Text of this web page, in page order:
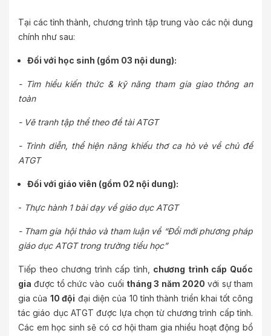
Tại các tỉnh thành, chương trình tập trung vào các nội dung
chính như sau:
Đối với học sinh (gồm 03 nội dung):
- Tìm hiểu kiến thức & kỹ năng tham gia giao thông an
toàn
- Vẽ tranh tập thể theo đề tài ATGT
- Trình diễn, thể hiện năng khiếu thơ ca hò vè về chủ đề
ATGT
Đối với giáo viên (gồm 02 nội dung):
- Thực hành 1 bài dạy về giáo dục ATGT
- Tham gia hội thảo và tham luận về “Đổi mới phương pháp
giáo dục ATGT trong trường tiểu học”
Tiếp theo chương trình cấp tỉnh, chương trình cấp Quốc
gia được tổ chức vào cuối tháng 3 năm 2020 với sự tham
gia của 10 đội đại diện của 10 tỉnh thành triển khai tốt công
tác giáo dục ATGT được lựa chọn từ chương trình cấp tỉnh.
Các em học sinh sẽ có cơ hội tham gia nhiều hoạt động bổ